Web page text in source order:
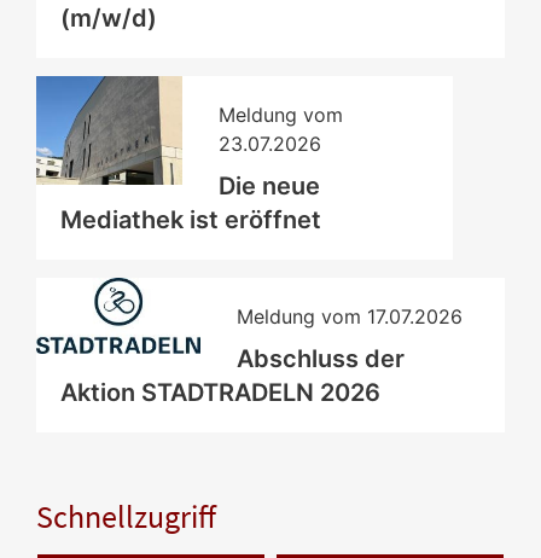
(m/w/d)
Meldung vom
23.07.2026
Die neue
Mediathek ist eröffnet
Meldung vom 17.07.2026
Abschluss der
Aktion STADTRADELN 2026
Schnellzugriff